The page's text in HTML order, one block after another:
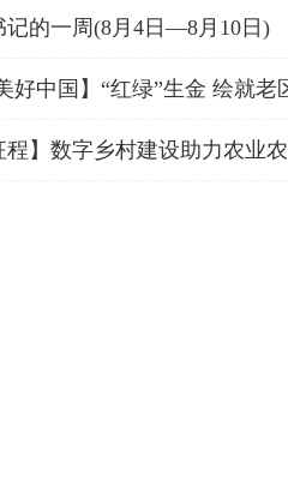
记的一周(8月4日—8月10日)
好中国】“红绿”生金 绘就老
程】数字乡村建设助力农业